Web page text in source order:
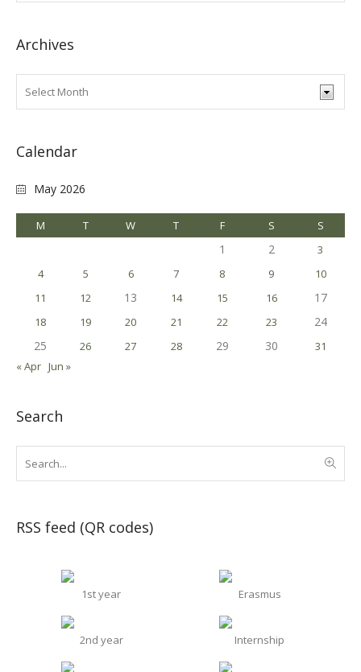
Archives
Calendar
May 2026
M T W T F S S
1 2
3
4
5 6 7 8 9
10
11
12 13 14 15 16 17
18 19 20 21 22 23
24
25
26 27 28 29 30
31
« Apr Jun »
Search
RSS feed (QR codes)
1st year Erasmus
2nd year Internship